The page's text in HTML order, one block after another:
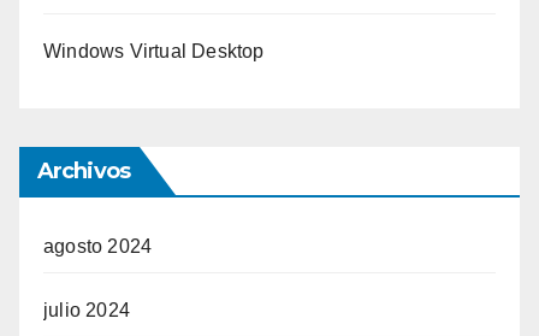
Windows Virtual Desktop
Archivos
agosto 2024
julio 2024